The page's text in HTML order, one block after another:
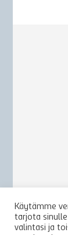
Käytämme
tarjota
valintasi ja